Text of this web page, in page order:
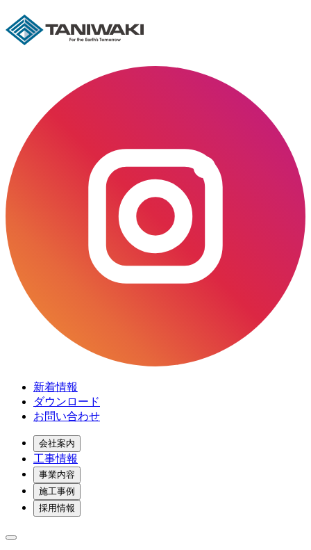
新着情報
ダウンロード
お問い合わせ
会社案内
工事情報
事業内容
施工事例
採用情報